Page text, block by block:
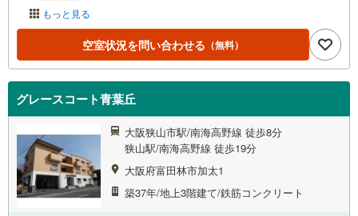
もっと見る
空室状況を問い合わせる （無料）
グレースコート青葉丘
大阪狭山市駅/南海高野線 徒歩8分
狭山駅/南海高野線 徒歩19分
大阪府富田林市加太1
築37年/地上3階建て/鉄筋コンクリート